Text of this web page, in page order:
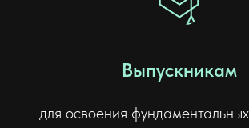
Выпускникам
для освоения